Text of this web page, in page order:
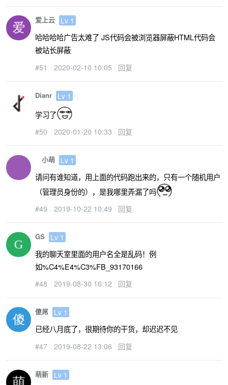
爱上云 Lv 1
哈哈哈哈广告太难了 JS代码会被浏览器屏蔽HTML代码会
被站长屏蔽
#51 2020-02-10 10:05 回复
Dianr Lv 1
学习了
#50 2020-01-20 10:33 回复
小萌 Lv 1
请问有谁知道，用上面的代码跑出来的，只有一个随机用户
（管理员身份的），是我哪里弄漏了吗
#49 2019-10-22 10:49 回复
GS Lv 1
我的聊天室里面的用户名全是乱码！例
如%C4%E4%C3%FB_93170166
#48 2019-08-30 16:12 回复
傻屌 Lv 1
已经八月底了，很期待你的干货，却迟迟不见
#47 2019-08-22 13:06 回复
萌新 Lv 1